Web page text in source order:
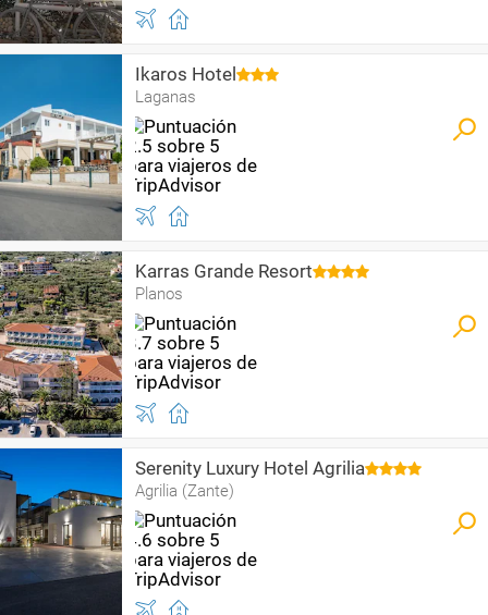
Ikaros Hotel
Laganas
Karras Grande Resort
Planos
Serenity Luxury Hotel Agrilia
Agrilia (Zante)